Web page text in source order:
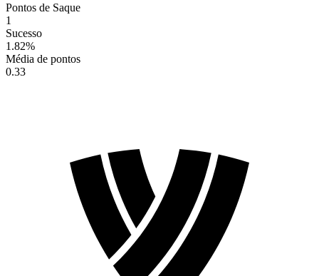
Pontos de Saque
1
Sucesso
1.82%
Média de pontos
0.33